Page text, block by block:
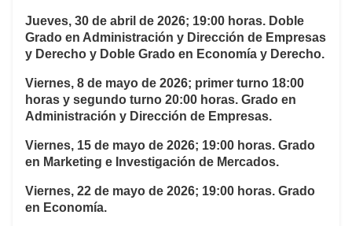
Jueves, 30 de abril de 2026; 19:00 horas. Doble
Grado en Administración y Dirección de Empresas
y Derecho y Doble Grado en Economía y Derecho.
Viernes, 8 de mayo de 2026; primer turno 18:00
horas y segundo turno 20:00 horas. Grado en
Administración y Dirección de Empresas.
Viernes, 15 de mayo de 2026; 19:00 horas. Grado
en Marketing e Investigación de Mercados.
Viernes, 22 de mayo de 2026; 19:00 horas. Grado
en Economía.